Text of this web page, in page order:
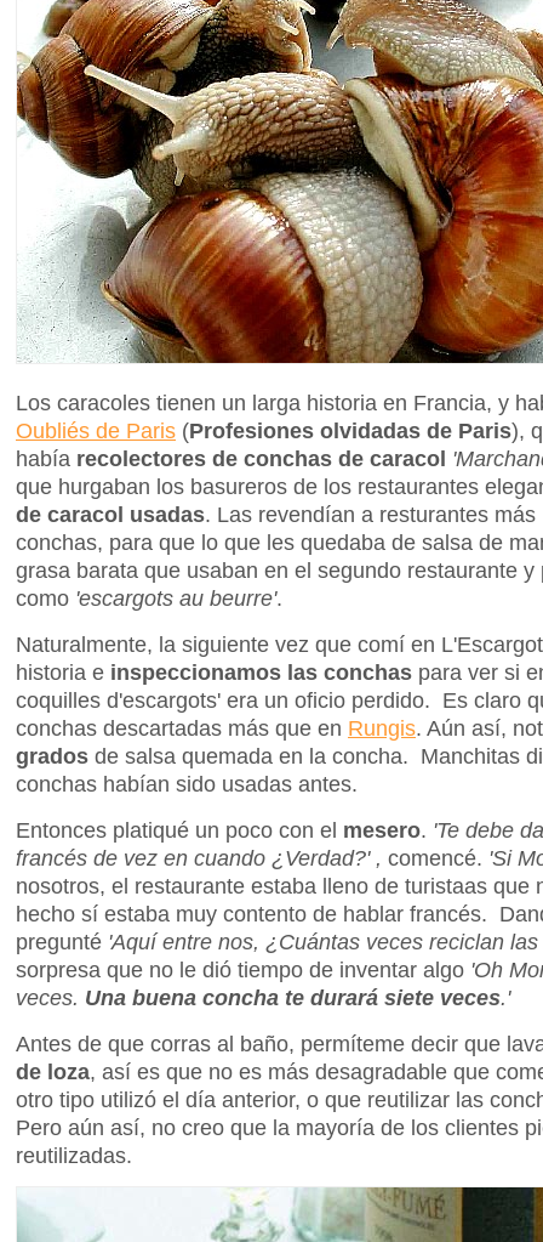
Los caracoles tienen un larga historia en Francia, y
Oubliés de Paris (Profesiones olvidadas de Paris),
había recolectores de conchas de caracol
que hurgaban los basureros de los restaurantes
de caracol usadas. Las revendían a resturantes
conchas, para que lo que les quedaba de salsa de
grasa barata que usaban en el segundo restaurante
como 'escargots au beurre'.
Naturalmente, la siguiente vez que comí en
historia e inspeccionamos las conchas para ver si
coquilles d'escargots' era un oficio perdido. Es claro
conchas descartadas más que en Rungis. Aún así,
grados de salsa quemada en la concha. Manchitas
conchas habían sido usadas antes.
Entonces platiqué un poco con el mesero. 'Te debe
francés de vez en cuando ¿Verdad?' , comencé. 'Si
nosotros, el restaurante estaba lleno de turistaas que
hecho sí estaba muy contento de hablar francés.
pregunté 'Aquí entre nos, ¿Cuántas veces reciclan
sorpresa que no le dió tiempo de inventar algo 'Oh
veces. Una buena concha te durará siete veces.'
Antes de que corras al baño, permíteme decir que
de loza, así es que no es más desagradable que
otro tipo utilizó el día anterior, o que reutilizar las
Pero aún así, no creo que la mayoría de los clientes
reutilizadas.